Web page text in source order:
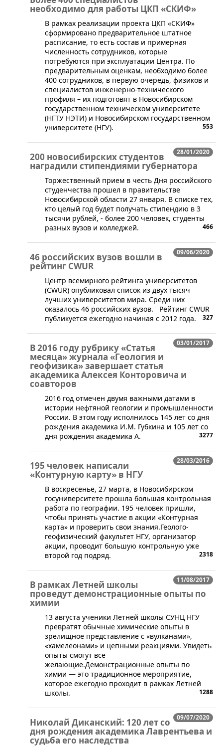
необходимо для работы ЦКП «СКИФ»
​В рамках реализации проекта ЦКП «СКИФ»
сформировано предварительное штатное
расписание, то есть состав и примерная
численность сотрудников, которые
потребуются при эксплуатации Центра. По
предварительным оценкам, необходимо более
400 сотрудников, в первую очередь, физиков и
специалистов инженерно-технического
профиля – их подготовят в Новосибирском
государственном техническом университете
(НГТУ НЭТИ) и Новосибирском государственном
университете (НГУ).
553
28/01/2020
200 новосибирских студентов
наградили стипендиями губернатора
Торжественный прием в честь Дня российского
студенчества прошел в правительстве
Новосибирской области 27 января. В списке тех,
кто целый год будет получать стипендию в 3
тысячи рублей, - более 200 человек, студенты
разных вузов и колледжей.
466
09/06/2020
46 российских вузов вошли в
рейтинг CWUR
​Центр всемирного рейтинга университетов
(CWUR) опубликовал список из двух тысяч
лучших университетов мира. Среди них
оказалось 46 российских вузов. Рейтинг CWUR
публикуется ежегодно начиная с 2012 года.
327
03/01/2017
В 2016 году рубрику «Статья
месяца» журнала «Геология и
геофизика» завершает статья
академика Алексея Конторовича и
соавторов
2016 год отмечен двумя важными датами в
истории нефтяной геологии и промышленности
России. В этом году исполнилось 145 лет со дня
рождения академика И.М. Губкина и 105 лет со
дня рождения академика А.
3277
28/03/2016
195 человек написали
«Контурную карту» в НГУ
​​В воскресенье, 27 марта, в Новосибирском
госуниверситете прошла большая контрольная
работа по географии. 195 человек пришли,
чтобы принять участие в акции «Контурная
карта» и проверить свои знания.Геолого-
геофизический факультет НГУ, организатор
акции, проводит большую контрольную уже
второй год подряд.
2318
11/08/2017
В рамках Летней школы
проведут демонстрационные опыты по
химии
13 августа ученики Летней школы СУНЦ НГУ
превратят обычные химические опыты в
зрелищное представление с «вулканами»,
«хамелеонами» и цепными реакциями. Увидеть
опыты смогут все
желающие.Демонстрационные опыты по
химии — это традиционное мероприятие,
которое ежегодно проходит в рамках Летней
школы.
1288
09/07/2020
Николай Диканский: 120 лет со
дня рождения академика Лаврентьева и
судьба его наследства